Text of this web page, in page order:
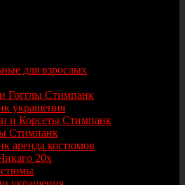
для взрослых
Гогглы Стимпанк
украшения
и Корсеты Стимпанк
Стимпанк
аренда костюмов
20х